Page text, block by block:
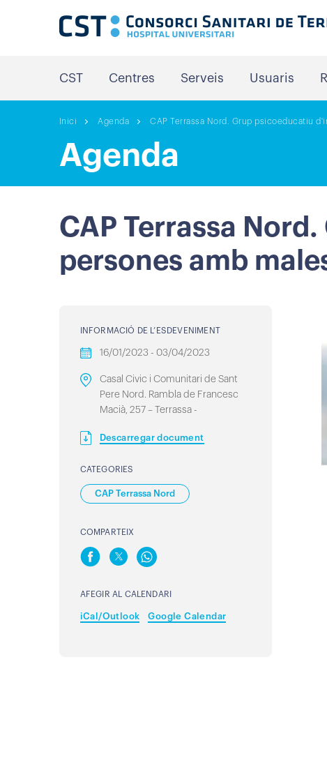
CST Centres Serveis Usuaris
Inici Agenda CAP Terrassa Nord. Grup psicoeducatiu
Agenda
CAP Terrassa
persones amb
INFORMACIÓ DE L’ESDEVENIMENT
16/01/2023 - 03/04/2023
Casal Civic i Comunitari de Sant
Pere Nord. Rambla de Francesc
Macià, 257 – Terrassa -
Descarregar document
CATEGORIES
CAP Terrassa Nord
COMPARTEIX
AFEGIR AL CALENDARI
iCal/Outlook Google Calendar